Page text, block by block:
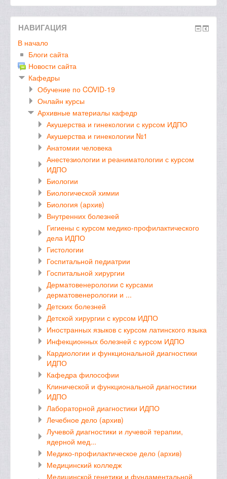
НАВИГАЦИЯ
В начало
Блоги сайта
Новости сайта
Кафедры
Обучение по COVID-19
Онлайн курсы
Архивные материалы кафедр
Акушерства и гинекологии с курсом ИДПО
Акушерства и гинекологии №1
Анатомии человека
Анестезиологии и реаниматологии с курсом
ИДПО
Биологии
Биологической химии
Биология (архив)
Внутренних болезней
Гигиены с курсом медико-профилактического
дела ИДПО
Гистологии
Госпитальной педиатрии
Госпитальной хирургии
Дерматовенерологии c курсами
дерматовенерологии и ...
Детских болезней
Детской хирургии с курсом ИДПО
Иностранных языков с курсом латинского языка
Инфекционных болезней с курсом ИДПО
Кардиологии и функциональной диагностики
ИДПО
Кафедра философии
Клинической и функциональной диагностики
ИДПО
Лабораторной диагностики ИДПО
Лечебное дело (архив)
Лучевой диагностики и лучевой терапии,
ядерной мед...
Медико-профилактическое дело (архив)
Медицинский колледж
Медицинской генетики и фундаментальной